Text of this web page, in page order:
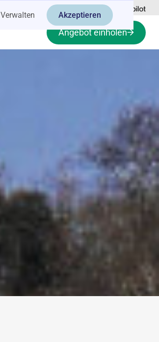
Verwalten Akzeptieren
Angebot einholen